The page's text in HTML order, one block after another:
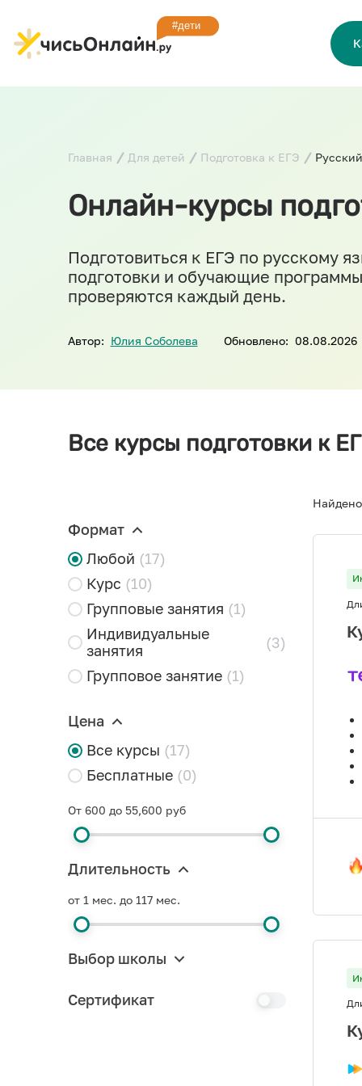
Главная Для детей Подготовка к ЕГЭ
Онлайн-курсы
Подготовиться к ЕГЭ по русскому
подготовки и обучающие
проверяются каждый день.
Автор: Юлия Соболева Обновлено: 08.08.2026
Все курсы подготовки к
Формат
Любой (17)
Курс (10)
Групповые занятия (1)
Индивидуальные
занятия
(3)
Групповое занятие (1)
Цена
Все курсы (17)
Бесплатные (0)
От 600 до 55,600 руб
Длительность
от 1 мес. до 117 мес.
Выбор школы
Сертификат